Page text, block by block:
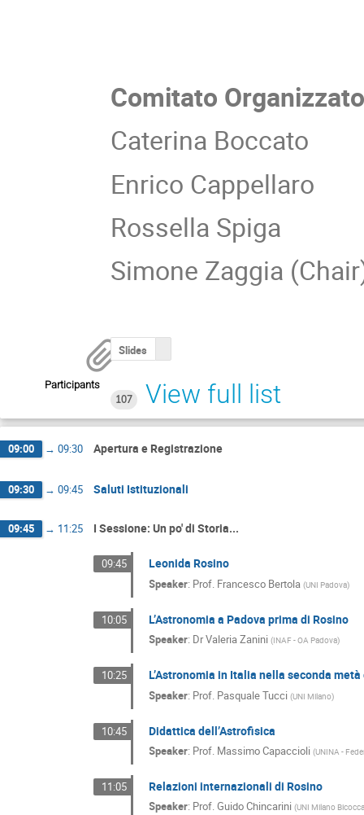
Comitato
Caterina Boccato
Enrico Cappellaro
Rossella Spiga
Simone Zaggia
Slides
Participants
107
View full list
09:00 → 09:30 Apertura e Registrazione
09:30 → 09:45 Saluti Istituzionali
09:45 → 11:25 I Sessione: Un po' di Storia...
09:45 Leonida Rosino
Speaker: Prof. Francesco Bertola (UNI Padova)
10:05 L’Astronomia a Padova prima di Rosino
Speaker: DrValeria Zanini (INAF - OA Padova)
10:25 L’Astronomia in Italia nella seconda
Speaker: Prof. Pasquale Tucci (UNI Milano)
10:45 Didattica dell’Astrofisica
Speaker: Prof. Massimo Capaccioli (UNINA -
11:05 Relazioni internazionali di Rosino
Speaker: Prof.Guido Chincarini (UNI Milano